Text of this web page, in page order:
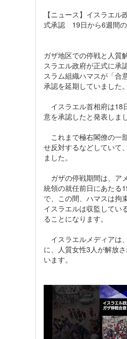
【ニュース】イスラエ
式承認 19日から6週間
ガザ地区での停戦と人質
スラエル政府が正式に承
スラム組織ハマスが「合
承認を延期していました。
イスラエル首相府は18
意を承認したと発表しまし
これまで極右閣僚の一
せ反対するなどしていて
ました。
ガザの停戦期間は、ア
統領の就任前日にあたる
で、この間、ハマスは拘
イスラエルは収監してい
ることになります。
イスラエルメディアは
に、人質女性3人が解放
います。